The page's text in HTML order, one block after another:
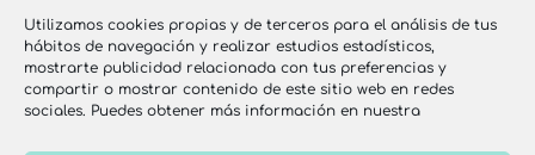
Utilizamos cookies propias y de terceros para el análisis de tus
hábitos de navegación y realizar estudios estadísticos,
mostrarte publicidad relacionada con tus preferencias y
compartir o mostrar contenido de este sitio web en redes
sociales. Puedes obtener más información en nuestra
nutrición
recetas